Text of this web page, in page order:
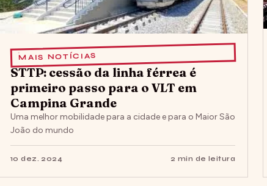
MAIS NOTÍCIAS
STTP: cessão da linha férrea é
primeiro passo para o VLT em
Campina Grande
Uma melhor mobilidade para a cidade e para o Maior São
João do mundo
10 dez. 2024 2 min de leitura